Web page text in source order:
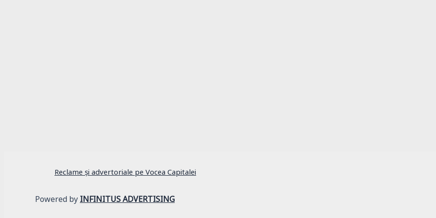
Reclame și advertoriale pe Vocea Capitalei
Powered byINFINITUS ADVERTISING